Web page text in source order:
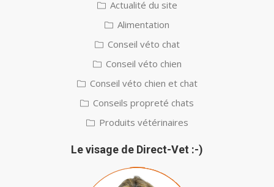
Actualité du site
Alimentation
Conseil véto chat
Conseil véto chien
Conseil véto chien et chat
Conseils propreté chats
Produits vétérinaires
Le visage de Direct-Vet :-)